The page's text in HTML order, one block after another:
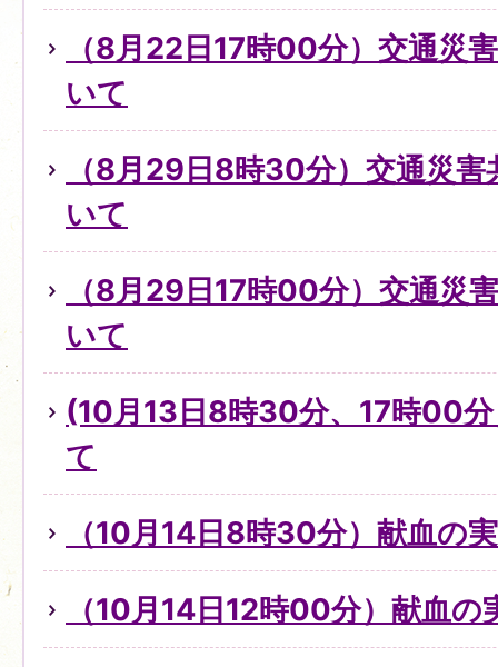
（8月22日17時00分）交通災
いて
（8月29日8時30分）交通災
いて
（8月29日17時00分）交通災
いて
(10月13日8時30分、17時00
て
（10月14日8時30分）献血の
（10月14日12時00分）献血の